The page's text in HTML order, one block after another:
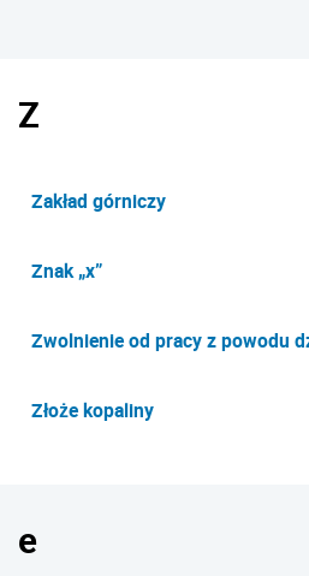
Z
Zakład górniczy
Znak „x”
Zwolnienie od pracy z powodu
Złoże kopaliny
e